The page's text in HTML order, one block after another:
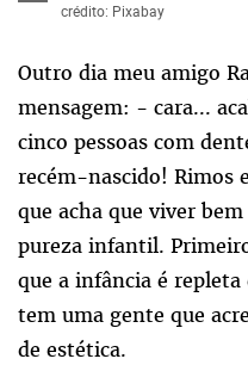
crédito: Pixabay
Outro dia meu amigo
mensagem: - cara...
cinco pessoas com
recém-nascido! Rimos
que acha que viver
pureza infantil.
que a infância é repleta
tem uma gente que
de estética.